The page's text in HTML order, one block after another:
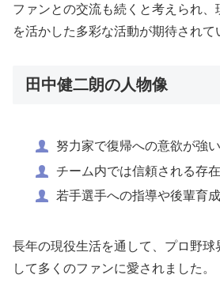
ファンとの交流も続くと考えられ
を活かした多彩な活動が期待されて
田中健二朗の人物像
努力家で復帰への意欲が強い
チーム内では信頼される存在
若手選手への指導や後輩育
長年の現役生活を通して、プロ野球
して多くのファンに愛されました。